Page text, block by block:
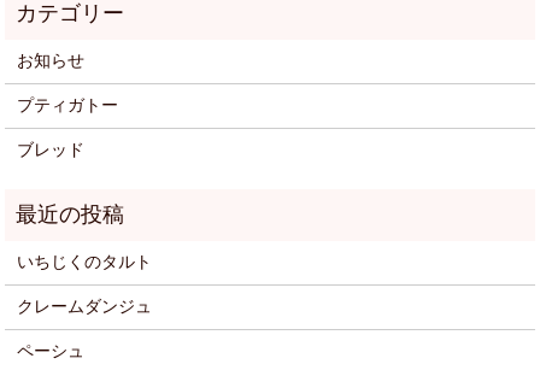
お知らせ
プティガトー
ブレッド
いちじくのタルト
クレームダンジュ
ペーシュ